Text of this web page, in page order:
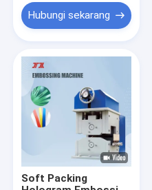
Hubungi sekarang
Soft Packing